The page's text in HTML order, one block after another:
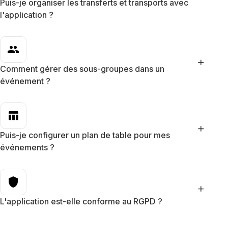
Puis-je organiser les transferts et transports avec
l'application ?
group
Comment gérer des sous-groupes dans un
événement ?
+
table_chart
Puis-je configurer un plan de table pour mes
événements ?
+
shield
L'application est-elle conforme au RGPD ?
+